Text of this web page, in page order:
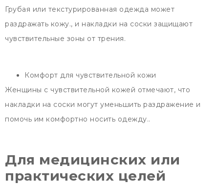
Грубая или текстурированная одежда может
раздражать кожу., и накладки на соски защищают
чувствительные зоны от трения.
Комфорт для чувствительной кожи
Женщины с чувствительной кожей отмечают, что
накладки на соски могут уменьшить раздражение и
помочь им комфортно носить одежду..
Для медицинских или
практических целей